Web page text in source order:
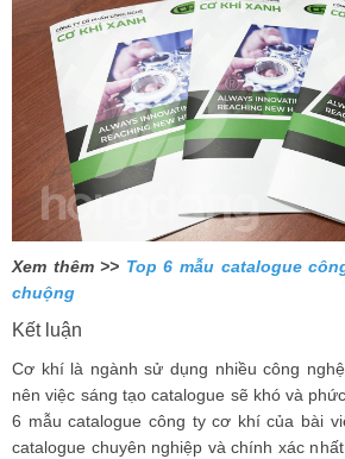
Xem thêm >> Top 6 mẫu catalogue
chuộng
Kết luận
Cơ khí là ngành sử dụng nhiều công
nên việc sáng tạo catalogue sẽ khó và
6 mẫu catalogue công ty cơ khí của bài
catalogue chuyên nghiệp và chính xác